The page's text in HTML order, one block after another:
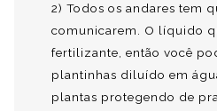
2) Todos os andares tem
comunicarem. O líquido
fertilizante, então você
plantinhas diluído em
plantas protegendo de